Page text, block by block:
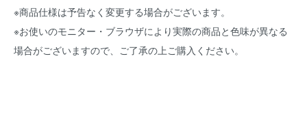
※商品仕様は予告なく変更する場合がございます。
※お使いのモニター・ブラウザにより実際の商品と色味が異なる
場合がございますので、ご了承の上ご購入ください。